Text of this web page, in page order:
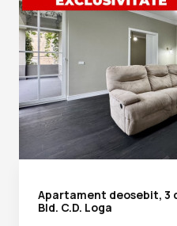
Apartament deosebit, 3
Bld. C.D. Loga